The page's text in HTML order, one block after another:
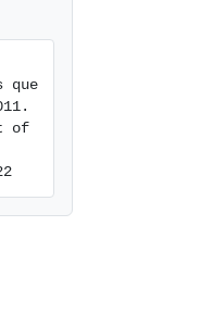
que
of